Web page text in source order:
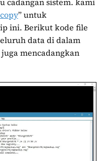
” untuk
ini. Berikut kode file
data di dalam
mencadangkan